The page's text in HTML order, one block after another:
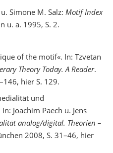
Simone M. Salz: Motif Index
u. a. 1995, S. 2.
of the motif«. In: Tzvetan
Theory Today. A Reader.
hier S. 129.
und
Joachim Paech u. Jens
analog/digital. Theorien –
2008, S. 31–46, hier